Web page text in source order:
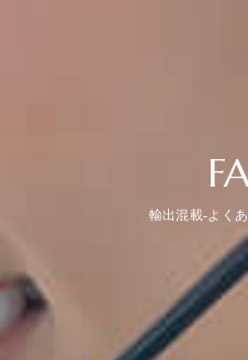
輸出混載-よく